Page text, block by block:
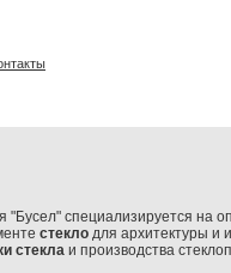
"Бусел" специализируется на
стекло для архитектуры и
стекла и производства